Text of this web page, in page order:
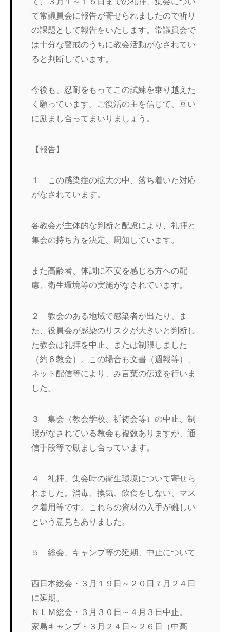
て常議員会に報告が寄せられましたので祈り
の課題として報告をいたします。常議員会で
は十分な警戒のうちに教会活動がなされてい
ると判断しています。
今後も、忍耐をもってこの試練を乗り越えた
く願っています。ご復活の主を信じて、互い
に励まし合ってまいりましょう。
【報告】
１ この感染症の拡大の中、落ち着いた対応
がなされています。
各教会が主体的な判断と配慮により、礼拝と
集会の持ち方を決定、周知しています。
また高齢者、体調に不安を感じる方への配
慮、衛生環境等の実施がなされています。
２ 教会のある地域で感染者が出たり、ま
た、役員会が感染のリスクが大きいと判断し
た教会は礼拝を中止、または制限しました
（約６教会）。この場合も文書（週報等）、
ネット配信等により、み言葉の伝達を行いま
した。
３ 集会（教会学校、祈祷会等）の中止、制
限がなされている教会も複数ありますが、通
信手段等で励まし合っています。
４ 礼拝、集会時の衛生環境について寄せら
れました。消毒、換気、飲食をしない、マス
ク着用等です。これらの資材の入手が難しい
という意見もありました。
５ 総会、キャンプ等の延期、中止について
西日本総会・３月１９日～２０日７月２４日
に延期。
ＮＬＭ総会・３月３０日～４月３日中止。
家島キャンプ・３月２４日～２６日（中高